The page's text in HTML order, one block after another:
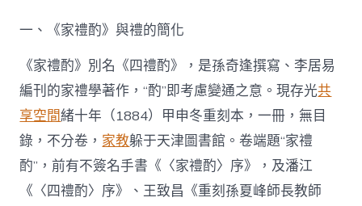
一、《家禮酌》與禮的簡化
《家禮酌》別名《四禮酌》，是孫奇逢撰寫、李居易
編刊的家禮學著作，“酌”即考慮變通之意。現存光共
享空間緒十年（1884）甲申冬重刻本，一冊，無目
錄，不分卷， 家教躲于天津圖書館。卷端題“家禮
酌”，前有不簽名手書《〈家禮酌〉序》，及潘江
《〈四禮酌〉序》、王致昌《重刻孫夏峰師長教師